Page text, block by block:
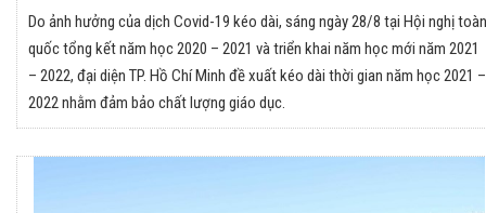
Do ảnh hưởng của dịch Covid-19 kéo dài, sáng ngày 28/8 tại Hội nghị toàn
quốc tổng kết năm học 2020 – 2021 và triển khai năm học mới năm 2021
– 2022, đại diện TP. Hồ Chí Minh đề xuất kéo dài thời gian năm học 2021 –
2022 nhằm đảm bảo chất lượng giáo dục.